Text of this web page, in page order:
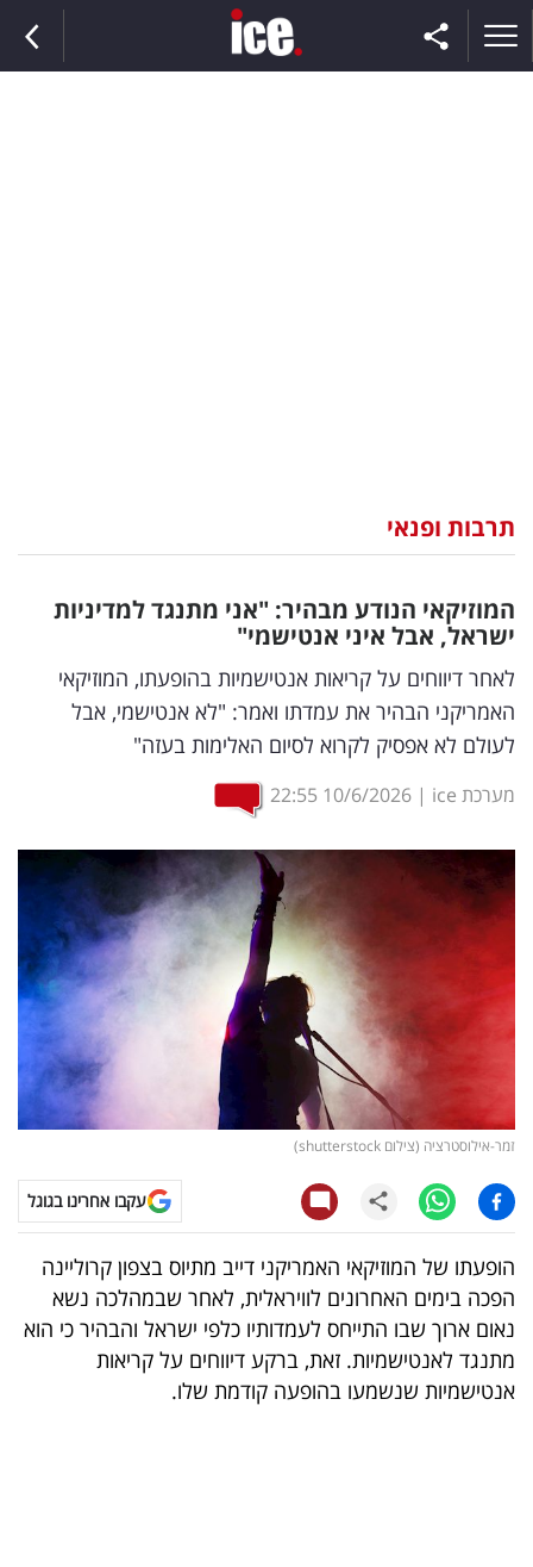
וצרכנות
דיגיטל
וטק
שיווק
ופרסום
מדדים
ומחקרים
דעות
רכילות
עסקית
קריפטו
טלוויזיה
עסקי
ספורט
קריירה
תרבות ופנאי
המוזיקאי הנודע מבהיר: "אני מתנגד למדיניות
ישראל, אבל איני אנטישמי"
לאחר דיווחים על קריאות אנטישמיות בהופעתו, המוזיקאי
האמריקני הבהיר את עמדתו ואמר: "לא אנטישמי, אבל
לעולם לא אפסיק לקרוא לסיום האלימות בעזה"
מערכת ice |
10/6/2026
22:55
זמר-אילוסטרציה (צילום shutterstock)
עקבו אחרינו בגוגל
הופעתו של המוזיקאי האמריקני דייב מתיוס בצפון קרוליינה
הפכה בימים האחרונים לוויראלית, לאחר שבמהלכה נשא
נאום ארוך שבו התייחס לעמדותיו כלפי ישראל והבהיר כי הוא
מתנגד לאנטישמיות. זאת, ברקע דיווחים על קריאות
אנטישמיות שנשמעו בהופעה קודמת שלו.